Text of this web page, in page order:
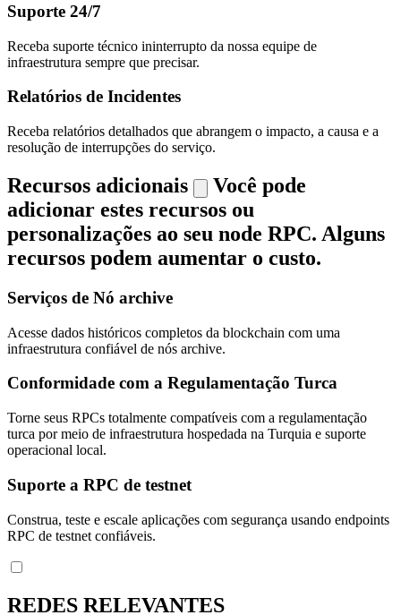
Suporte 24/7
Receba suporte técnico ininterrupto da nossa equipe de
infraestrutura sempre que precisar.
Relatórios de Incidentes
Receba relatórios detalhados que abrangem o impacto, a causa e a
resolução de interrupções do serviço.
Recursos adicionais
Você pode
adicionar estes recursos ou
personalizações ao seu node RPC. Alguns
recursos podem aumentar o custo.
Serviços de Nó archive
Acesse dados históricos completos da blockchain com uma
infraestrutura confiável de nós archive.
Conformidade com a Regulamentação Turca
Torne seus RPCs totalmente compatíveis com a regulamentação
turca por meio de infraestrutura hospedada na Turquia e suporte
operacional local.
Suporte a RPC de testnet
Construa, teste e escale aplicações com segurança usando endpoints
RPC de testnet confiáveis.
REDES RELEVANTES